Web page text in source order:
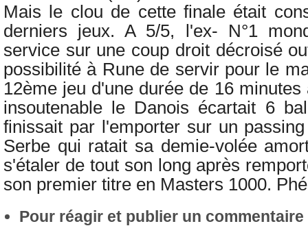
Mais le clou de cette finale était
derniers jeux. A 5/5, l'ex- N°1
service sur une coup droit décroisé
possibilité à Rune de servir pour le
12ème jeu d'une durée de 16
insoutenable le Danois écartait 6
finissait par l'emporter sur un
Serbe qui ratait sa demie-volée
s'étaler de tout son long après
son premier titre en Masters 1000.
Pour réagir et publier un